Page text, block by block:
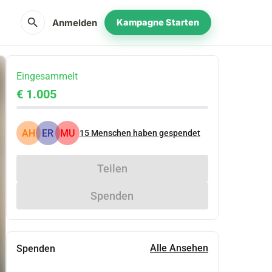
search Anmelden Kampagne Starten
Eingesammelt
€ 1.005
AH ER MU 15 Menschen haben gespendet
Teilen
Spenden
Spenden Alle Ansehen